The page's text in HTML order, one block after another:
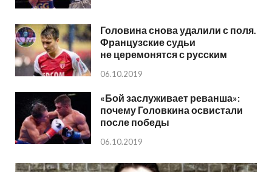
Головина снова удалили с поля.
Французские судьи
не церемонятся с русским
06.10.2019
«Бой заслуживает реванша»:
почему Головкина освистали
после победы
06.10.2019